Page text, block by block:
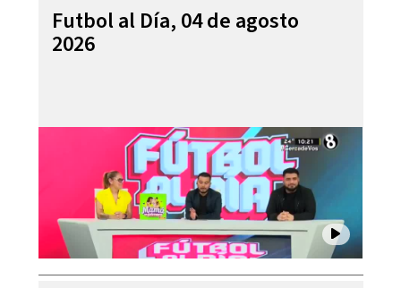
Futbol al Día, 04 de agosto
2026